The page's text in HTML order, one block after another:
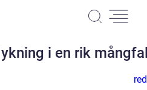
i en rik